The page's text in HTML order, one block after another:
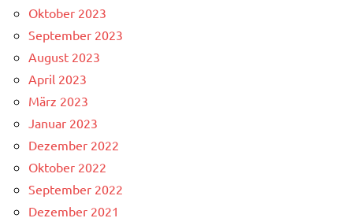
Oktober 2023
September 2023
August 2023
April 2023
März 2023
Januar 2023
Dezember 2022
Oktober 2022
September 2022
Dezember 2021